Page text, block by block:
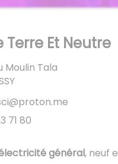
Terre Et Neutre
Moulin Tala
17 70
général, neuf